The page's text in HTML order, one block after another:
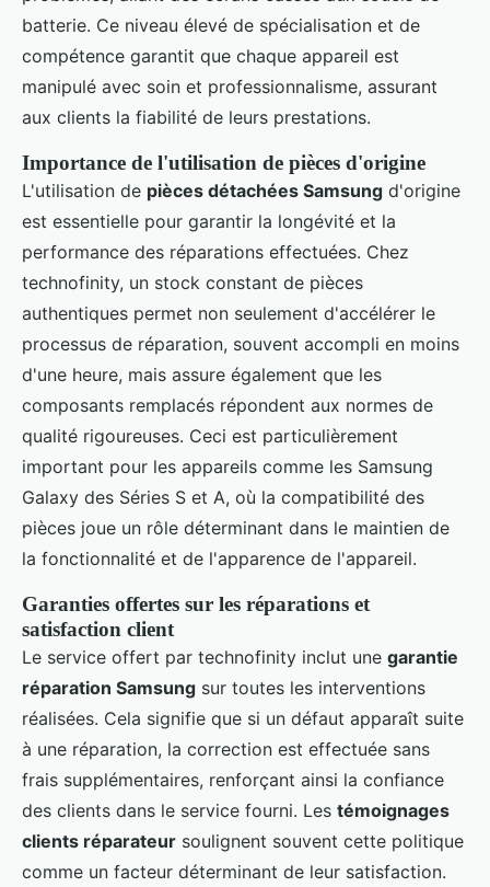
batterie. Ce niveau élevé de spécialisation et de
compétence garantit que chaque appareil est
manipulé avec soin et professionnalisme, assurant
aux clients la fiabilité de leurs prestations.
Importance de l'utilisation de pièces d'origine
L'utilisation de pièces détachées Samsung d'origine
est essentielle pour garantir la longévité et la
performance des réparations effectuées. Chez
technofinity, un stock constant de pièces
authentiques permet non seulement d'accélérer le
processus de réparation, souvent accompli en moins
d'une heure, mais assure également que les
composants remplacés répondent aux normes de
qualité rigoureuses. Ceci est particulièrement
important pour les appareils comme les Samsung
Galaxy des Séries S et A, où la compatibilité des
pièces joue un rôle déterminant dans le maintien de
la fonctionnalité et de l'apparence de l'appareil.
Garanties offertes sur les réparations et
satisfaction client
Le service offert par technofinity inclut une garantie
réparation Samsung sur toutes les interventions
réalisées. Cela signifie que si un défaut apparaît suite
à une réparation, la correction est effectuée sans
frais supplémentaires, renforçant ainsi la confiance
des clients dans le service fourni. Les témoignages
clients réparateur soulignent souvent cette politique
comme un facteur déterminant de leur satisfaction.